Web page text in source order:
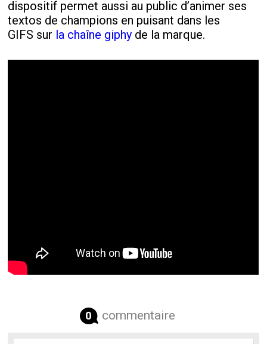
dispositif permet aussi au public d’animer ses
textos de champions en puisant dans les
GIFS sur la chaîne giphy de la marque.
0 commentaire